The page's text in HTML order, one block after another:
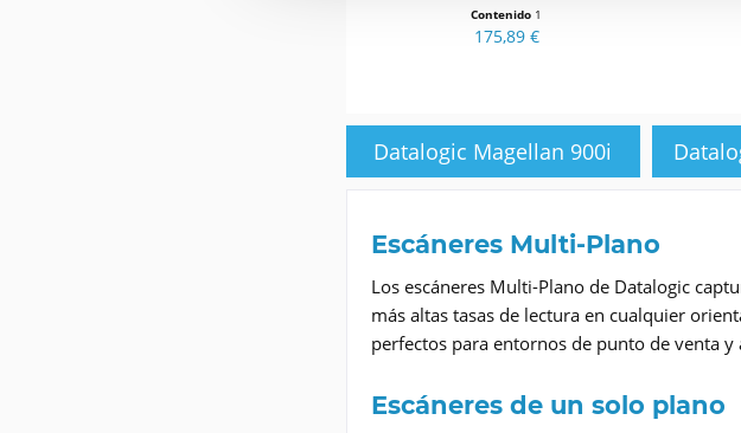
Contenido 1
175,89 €
Datalogic Magellan 900i
Escáneres Multi-Plano
Los escáneres Multi-Plano de Datalogic
más altas tasas de lectura en cualquier
perfectos para entornos de punto de venta
Escáneres de un solo plano